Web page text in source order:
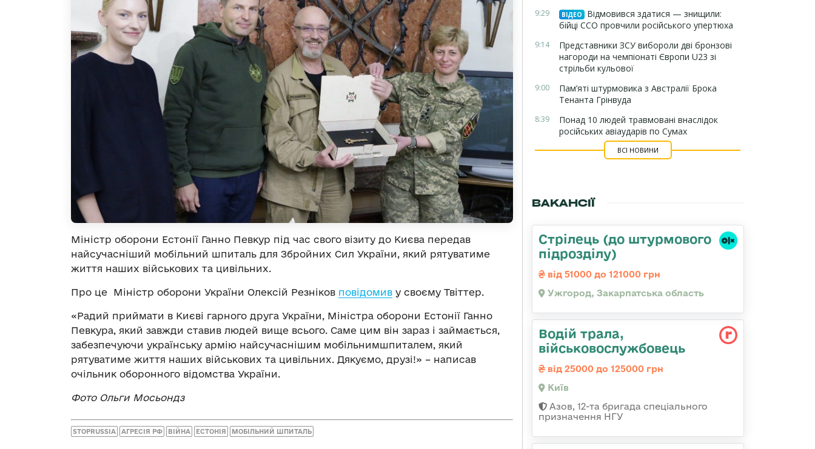
Міністр оборони Естонії Ганно Певкур під час свого візиту до Києва передав
найсучасніший мобільний шпиталь для Збройних Сил України, який рятуватиме
життя наших військових та цивільних.
Про це Міністр оборони України Олексій Резніков повідомив у своєму Твіттер.
«Радий приймати в Києві гарного друга України, Міністра оборони Естонії Ганно
Певкура, який завжди ставив людей вище всього. Саме цим він зараз і займається,
забезпечуючи українську армію найсучаснішим мобільнимшпиталем, який
рятуватиме життя наших військових та цивільних. Дякуємо, друзі!» – написав
очільник оборонного відомства України.
Фото Ольги Мосьондз
STOPRUSSIA АГРЕСІЯ РФ ВІЙНА ЕСТОНІЯ МОБІЛЬНИЙ ШПИТАЛЬ
9:29 ВІДЕО
Відмовився здатися — знищили:
бійці ССО провчили російського упертюха
9:14
Представники ЗСУ вибороли дві бронзові
нагороди на чемпіонаті Європи U23 зі
стрільби кульової
9:00
Пам’яті штурмовика з Австралії Брока
Тенанта Грінвуда
8:39
Понад 10 людей травмовані внаслідок
російських авіаударів по Сумах
ВСІ НОВИНИ
ВАКАНСІЇ
Стрілець (до штурмового
підрозділу)
від 51000 до 121000 грн
Ужгород, Закарпатська область
Водій трала,
військовослужбовець
від 25000 до 125000 грн
Київ
Азов, 12-та бригада спеціального
призначення НГУ